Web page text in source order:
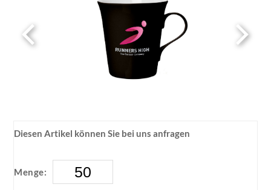
Diesen Artikel können Sie bei uns anfragen
Menge: